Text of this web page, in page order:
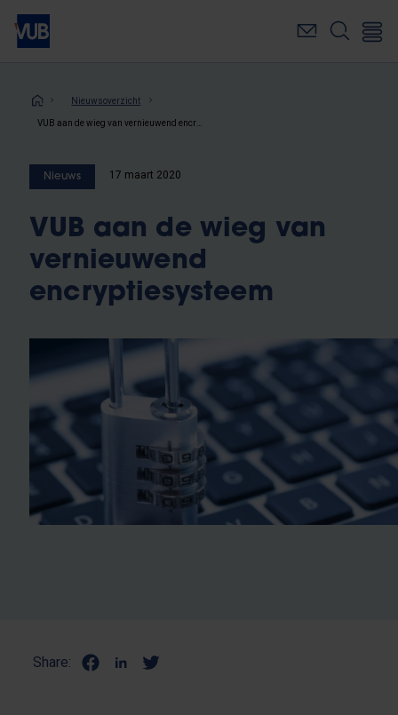
Overslaan
naar
inhoudKruimelpad
Nieuwsoverzicht
Nieuws 17 maart 2020
VUB aan de wieg van
vernieuwend
encryptiesysteem
Share: